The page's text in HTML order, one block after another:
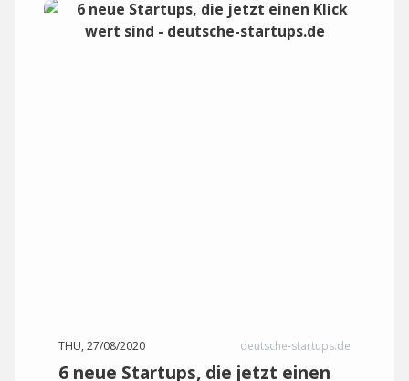
THU, 27/08/2020 deutsche-startups.de
6 neue Startups, die jetzt einen